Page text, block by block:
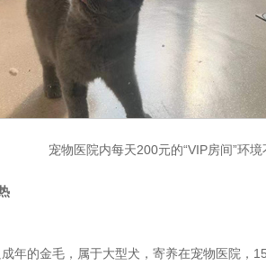
宠物医院内每天200元的“VIP房间”环境
的金毛，属于大型犬，寄养在宠物医院，